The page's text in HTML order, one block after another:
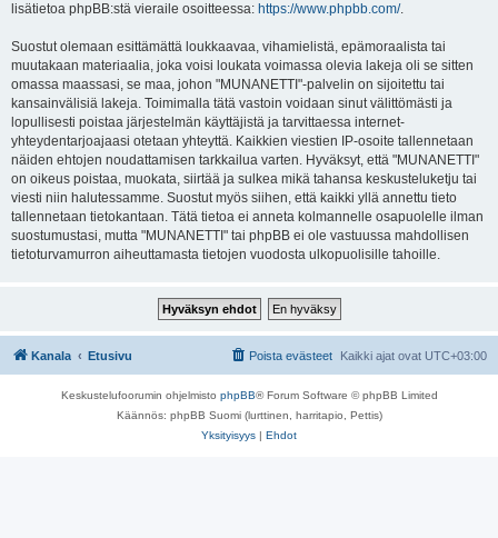
lisätietoa phpBB:stä vieraile osoitteessa: https://www.phpbb.com/.
Suostut olemaan esittämättä loukkaavaa, vihamielistä, epämoraalista tai
muutakaan materiaalia, joka voisi loukata voimassa olevia lakeja oli se sitten
omassa maassasi, se maa, johon "MUNANETTI"-palvelin on sijoitettu tai
kansainvälisiä lakeja. Toimimalla tätä vastoin voidaan sinut välittömästi ja
lopullisesti poistaa järjestelmän käyttäjistä ja tarvittaessa internet-
yhteydentarjoajaasi otetaan yhteyttä. Kaikkien viestien IP-osoite tallennetaan
näiden ehtojen noudattamisen tarkkailua varten. Hyväksyt, että "MUNANETTI"
on oikeus poistaa, muokata, siirtää ja sulkea mikä tahansa keskusteluketju tai
viesti niin halutessamme. Suostut myös siihen, että kaikki yllä annettu tieto
tallennetaan tietokantaan. Tätä tietoa ei anneta kolmannelle osapuolelle ilman
suostumustasi, mutta "MUNANETTI" tai phpBB ei ole vastuussa mahdollisen
tietoturvamurron aiheuttamasta tietojen vuodosta ulkopuolisille tahoille.
Kanala Etusivu Kaikki ajat ovat UTC+03:00
Poista evästeet
Keskustelufoorumin ohjelmisto phpBB® Forum Software © phpBB Limited
Käännös: phpBB Suomi (lurttinen, harritapio, Pettis)
Yksityisyys | Ehdot